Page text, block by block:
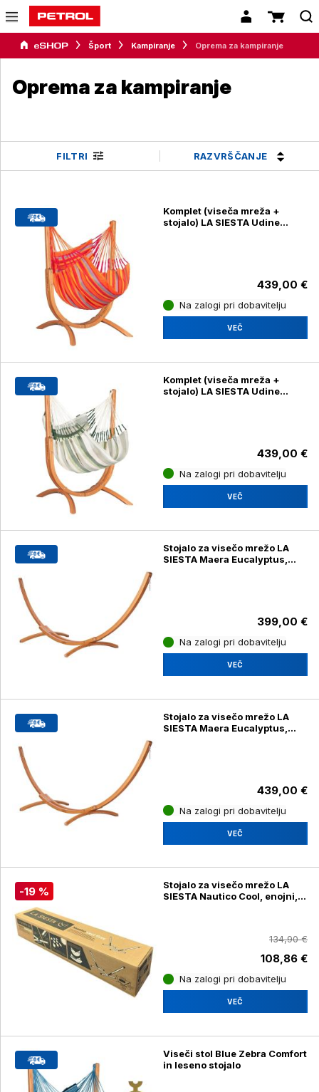
Šport Kampiranje Oprema za kampiranje
Oprema za kampiranje
FILTRI RAZVRŠČANJE
Komplet (viseča mreža +
stojalo) LA SIESTA Udine
439,00 €
Na zalogi pri dobavitelju
VEČ
Komplet (viseča mreža +
stojalo) LA SIESTA Udine
439,00 €
Na zalogi pri dobavitelju
VEČ
Stojalo za visečo mrežo LA
SIESTA Maera Eucalyptus,
399,00 €
Na zalogi pri dobavitelju
VEČ
Stojalo za visečo mrežo LA
SIESTA Maera Eucalyptus,
439,00 €
Na zalogi pri dobavitelju
VEČ
-19 %
Stojalo za visečo mrežo LA
SIESTA Nautico Cool, enojni,
134,90 €
108,86 €
Na zalogi pri dobavitelju
VEČ
Viseči stol Blue Zebra Comfort
in leseno stojalo